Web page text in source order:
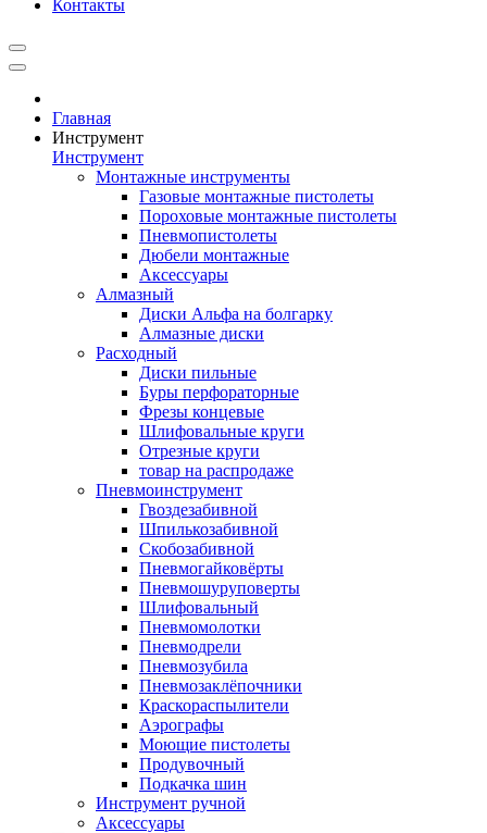
Контакты
Главная
Инструмент
Инструмент
Монтажные инструменты
Газовые монтажные пистолеты
Пороховые монтажные пистолеты
Пневмопистолеты
Дюбели монтажные
Аксессуары
Алмазный
Диски Альфа на болгарку
Алмазные диски
Расходный
Диски пильные
Буры перфораторные
Фрезы концевые
Шлифовальные круги
Отрезные круги
товар на распродаже
Пневмоинструмент
Гвоздезабивной
Шпилькозабивной
Скобозабивной
Пневмогайковёрты
Пневмошуруповерты
Шлифовальный
Пневмомолотки
Пневмодрели
Пневмозубила
Пневмозаклёпочники
Краскораспылители
Аэрографы
Моющие пистолеты
Продувочный
Подкачка шин
Инструмент ручной
Аксессуары